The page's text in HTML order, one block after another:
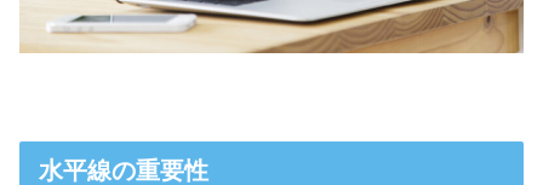
水平線の重要性